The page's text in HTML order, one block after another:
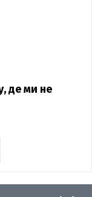
де ми не